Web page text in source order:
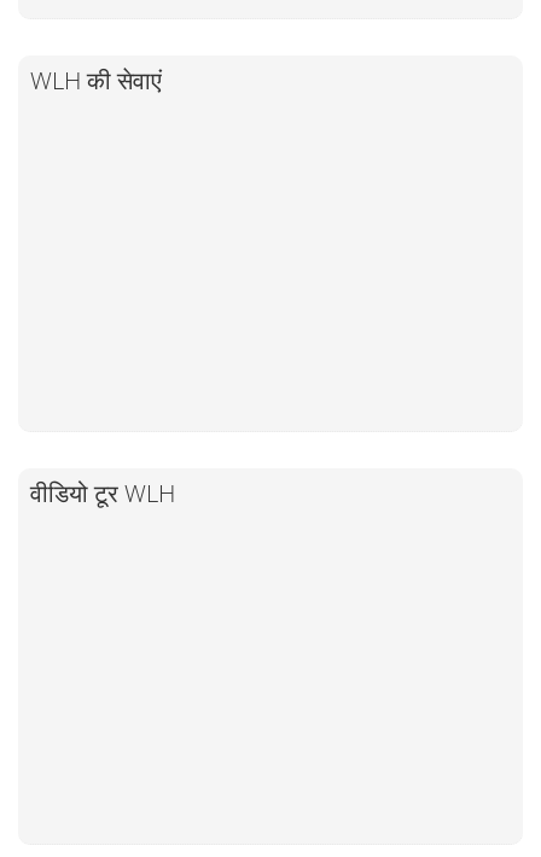
WLH की सेवाएं
वीडियो टूर WLH